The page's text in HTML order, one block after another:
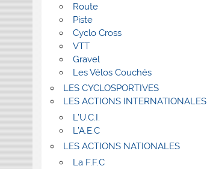
Route
Piste
Cyclo Cross
VTT
Gravel
Les Vélos Couchés
LES CYCLOSPORTIVES
LES ACTIONS INTERNATIONALES
L’U.C.I.
L’A.E.C
LES ACTIONS NATIONALES
La F.F.C